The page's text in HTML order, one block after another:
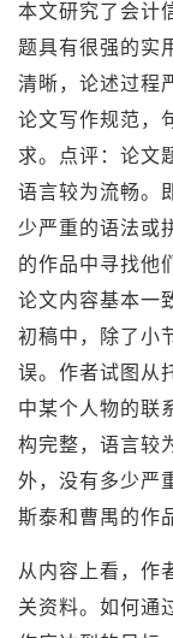
本文研究了会计
题具有很强的实
清晰，论述过程
论文写作规范，
求。点评：论文
语言较为流畅。
少严重的语法或
的作品中寻找他
论文内容基本一
初稿中，除了小
误。作者试图从
中某个人物的联
构完整，语言较
外，没有多少严
斯泰和曹禺的作
从内容上看，作
关资料。如何通